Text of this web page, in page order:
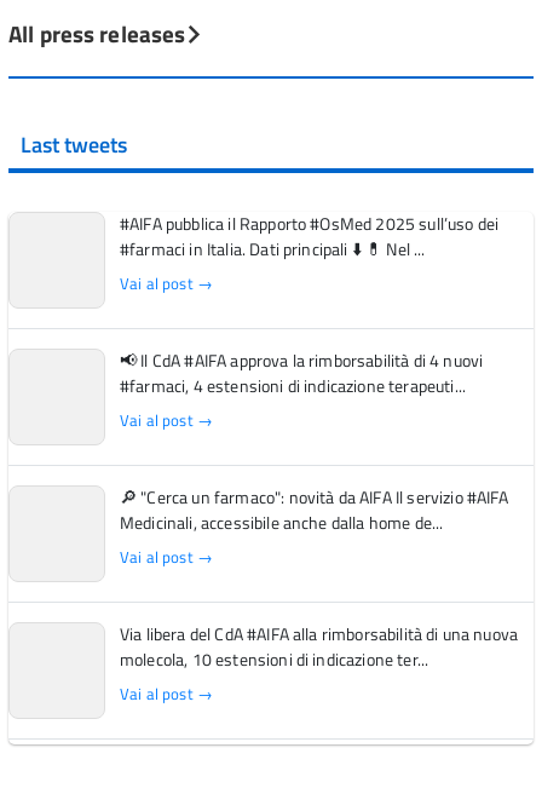
All press releases
Last tweets
#AIFA pubblica il Rapporto #OsMed 2025 sull’uso dei
#farmaci in Italia. Dati principali ⬇️ 💊 Nel ...
Vai al post →
📢 Il CdA #AIFA approva la rimborsabilità di 4 nuovi
#farmaci, 4 estensioni di indicazione terapeuti...
Vai al post →
🔎 "Cerca un farmaco": novità da AIFA Il servizio #AIFA
Medicinali, accessibile anche dalla home de...
Vai al post →
Via libera del CdA #AIFA alla rimborsabilità di una nuova
molecola, 10 estensioni di indicazione ter...
Vai al post →